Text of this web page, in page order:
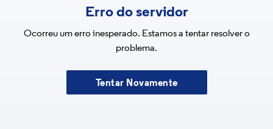
Erro do servidor
Ocorreu um erro inesperado. Estamos a tentar resolver o
problema.
Tentar Novamente